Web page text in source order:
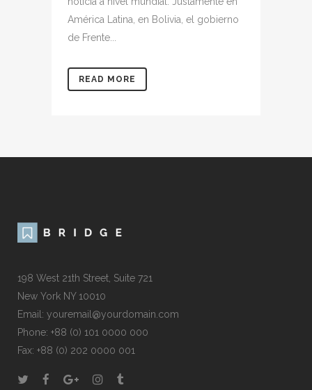
América Latina, en Bolivia, el gobierno
de Frente...
READ MORE
198 West 21th Street, Suite 721
New York NY 10010
Email: youremail@yourdomain.com
Phone: +88 (0) 101 0000 000
Fax: +88 (0) 202 0000 001